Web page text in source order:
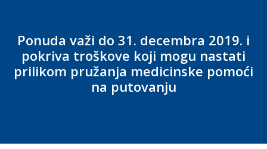
Ponuda važi do 31. decembra 2019. i
pokriva troškove koji mogu nastati
prilikom pružanja medicinske pomoći
na putovanju